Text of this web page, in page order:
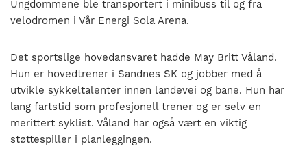
Ungdommene ble transportert i minibuss til og fra
velodromen i Vår Energi Sola Arena.
Det sportslige hovedansvaret hadde May Britt Våland.
Hun er hovedtrener i Sandnes SK og jobber med å
utvikle sykkeltalenter innen landevei og bane. Hun har
lang fartstid som profesjonell trener og er selv en
merittert syklist. Våland har også vært en viktig
støttespiller i planleggingen.